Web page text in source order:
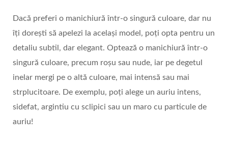
Dacă preferi o manichiură într-o singură culoare, dar nu
îți dorești să apelezi la același model, poți opta pentru un
detaliu subtil, dar elegant. Optează o manichiură într-o
singură culoare, precum roșu sau nude, iar pe degetul
inelar mergi pe o altă culoare, mai intensă sau mai
strplucitoare. De exemplu, poți alege un auriu intens,
sidefat, argintiu cu sclipici sau un maro cu particule de
auriu!